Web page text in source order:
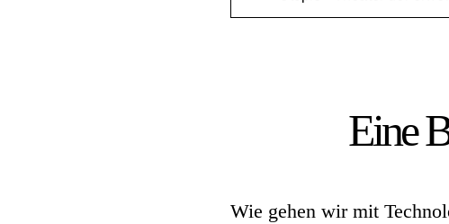
Eine
Wie gehen wir mit